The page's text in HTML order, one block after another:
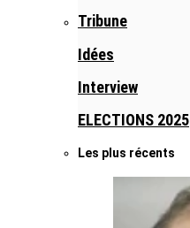
Tribune
Idées
Interview
ELECTIONS 2025
Les plus récents